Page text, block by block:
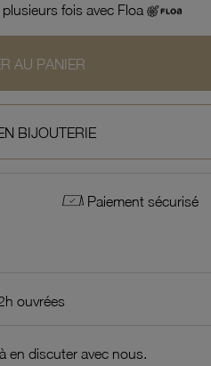
fois avec Floa
AU PANIER
BIJOUTERIE
Paiement sécurisé
ouvrées
en discuter avec nous.